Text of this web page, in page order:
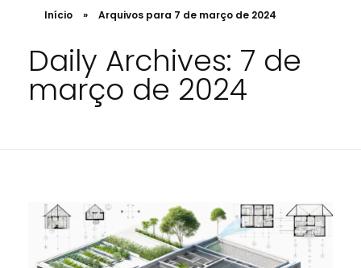
Início » Arquivos para 7 de março de 2024
Daily Archives: 7 de
março de 2024